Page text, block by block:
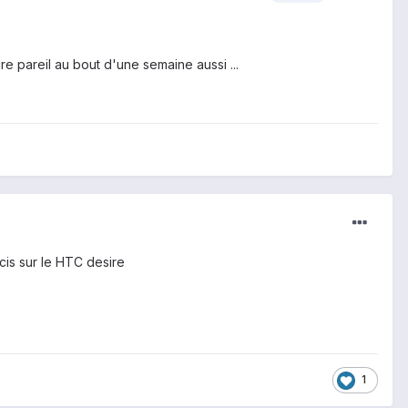
pareil au bout d'une semaine aussi ...
sur le HTC desire
1